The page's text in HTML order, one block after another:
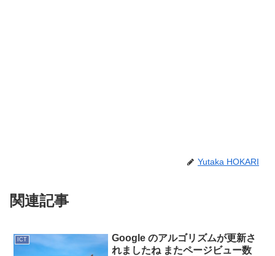
Yutaka HOKARI
関連記事
ICT
Google のアルゴリズムが更新さ
れましたね またページビュー数